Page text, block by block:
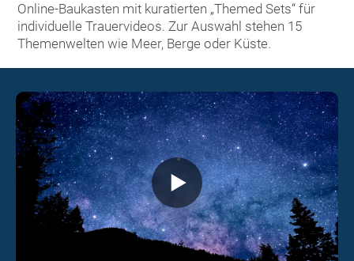
Online-Baukasten mit kuratierten „Themed Sets“ für
individuelle Trauervideos. Zur Auswahl stehen 15
Themenwelten wie Meer, Berge oder Küste.